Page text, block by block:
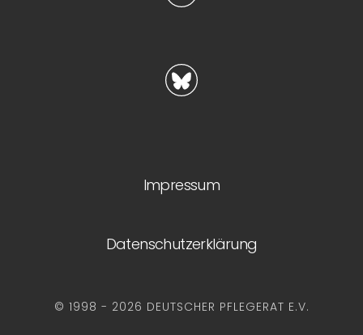
Impressum
Datenschutzerklärung
© 1998 - 2026 DEUTSCHER PFLEGERAT E.V.